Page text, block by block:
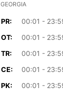
GEORGIA
PR:
00:01 -
OT:
00:01 -
TR:
00:01 -
CE:
00:01 -
PK:
00:01 -